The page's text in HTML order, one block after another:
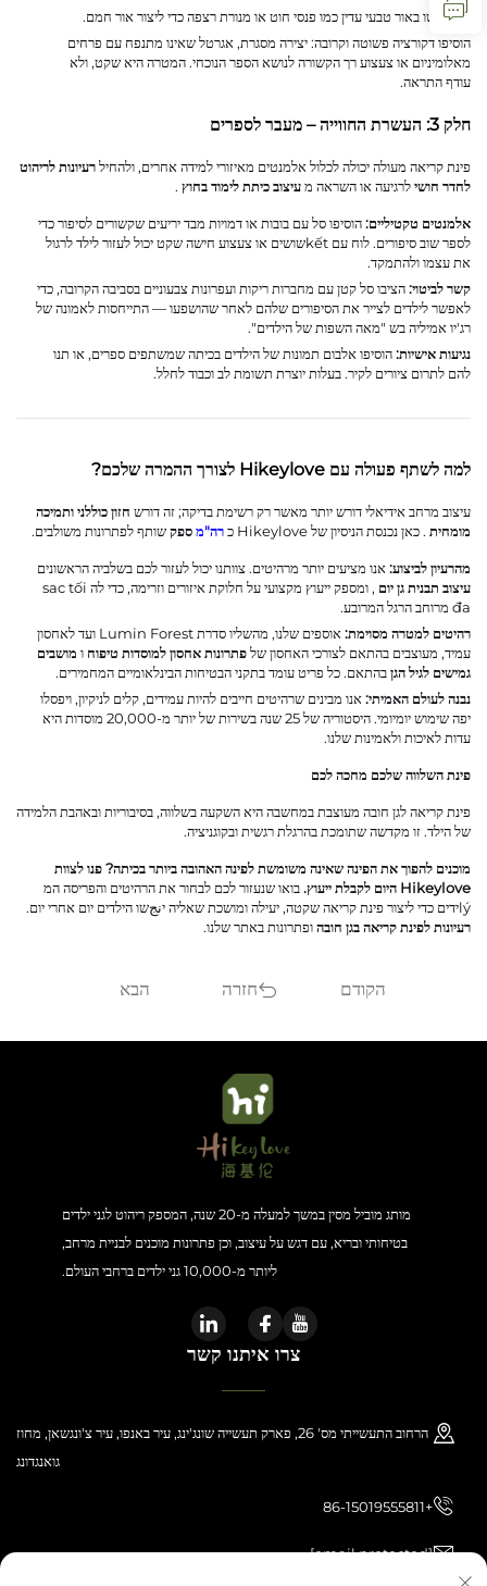
השתמשו באור טבעי עדין כמו פנסי חוט או מנורת רצפה כדי ליצור אור חמם.
הוסיפו דקורציה פשוטה וקרובה: יצירה מסגרת, אגרטל שאינו מתנפח עם פרחים
מאלומיניום או צעצוע רך הקשורה לנושא הספר הנוכחי. המטרה היא שקט, ולא
עודף התראה.
חלק 3: העשרת החווייה – מעבר לספרים
פינת קריאה מעולה יכולה לכלול אלמנטים מאיזורי למידה אחרים, ולהחילרעיונות לריהוט
לחדר חושילרגיעה או השראה מעיצוב כיתת לימוד בחוץ .
אלמנטים טקטיליים:הוסיפו סל עם בובות או דמויות מבד יריעים שקשורים לסיפור כדי
לספר שוב סיפורים. לוח עם kếtשושים או צעצוע חישה שקט יכול לעזור לילד לרגול
את עצמו ולהתמקד.
קשר לביטוי:הציבו סל קטן עם מחברות ריקות ועפרונות צבעוניים בסביבה הקרובה, כדי
לאפשר לילדים לצייר את הסיפורים שלהם לאחר שהושפעו — התייחסות לאמונה של
רג'יו אמיליה בש "מאה השפות של הילדים".
נגיעות אישיות:הוסיפו אלבום תמונות של הילדים בכיתה שמשתפים ספרים, או תנו
להם לתרום ציורים לקיר. בעלות יוצרת תשומת לב וכבוד לחלל.
למה לשתף פעולה עם Hikeylove לצורך ההמרה שלכם?
עיצוב מרחב אידיאלי דורש יותר מאשר רק רשימת בדיקה; זה דורש חזון כוללני ותמיכה
מומחית . כאן נכנסת הניסיון של Hikeylove כ רה"מספקשותף לפתרונות משולבים.
מהרעיון לביצוע:אנו מציעים יותר מרהיטים. צוותנו יכול לעזור לכם בשלביה הראשונים
עיצוב תבנית גן יום
, ומספק ייעוץ מקצועי על חלוקת איזורים וזרימה, כדי לה sac tối
đa מרוחב הרגל המרובע.
רהיטים למטרה מסוימת:אוספים שלנו, מהשליוסדרת Lumin Forest
ועד לאחסון
עמיד, מעוצבים בהתאם לצורכי האחסון שלפתרונות אחסון למוסדות טיפוח ו מושבים
גמישים לגיל הגןבהתאם. כל פריט עומד בתקני הבטיחות הבינלאומיים המחמירים.
נבנה לעולם האמיתי:אנו מבינים שרהיטים חייבים להיות עמידים, קלים לניקיון, ויפסלו
יפה שימוש יומיומי. היסטוריה של 25 שנה בשירות של יותר מ-20,000 מוסדות היא
עדות לאיכות ולאמינות שלנו.
פינת השלווה שלכם מחכה לכם
פינת קריאה לגן חובה מעוצבת במחשבה היא השקעה בשלווה, בסיבוריות ובאהבת הלמידה
של הילד. זו מקדשה שתומכת בהרגלת רגשית ובקוגניציה.
מוכנים להפוך את הפינה שאינה משומשת לפינה האהובה ביותר בכיתה?פנו לצוות
Hikeylove היום לקבלת ייעוץ.
בואו שנעזור לכם לבחור את הרהיטים והפריסה המ
lýידים כדי ליצור פינת קריאה שקטה, יעילה ומושכת שאליה יنجשו הילדים יום אחרי יום.
רעיונות לפינת קריאה בגן חובהופתרונות באתר שלנו.
הקודם חזרה הבא
מותג מוביל מסין במשך למעלה מ-20 שנה, המספק ריהוט לגני ילדים
בטיחותי ובריא, עם דגש על עיצוב, וכן פתרונות מוכנים לבניית מרחב,
ליותר מ-10,000 גני ילדים ברחבי העולם.
צרו איתנו קשר
הרחוב התעשייתי מס' 26, פארק תעשייה שונג'ינג, עיר באנפו, עיר צ'ונגשאן, מחוז
גואנגדונג
+86-15019555811
[email protected]